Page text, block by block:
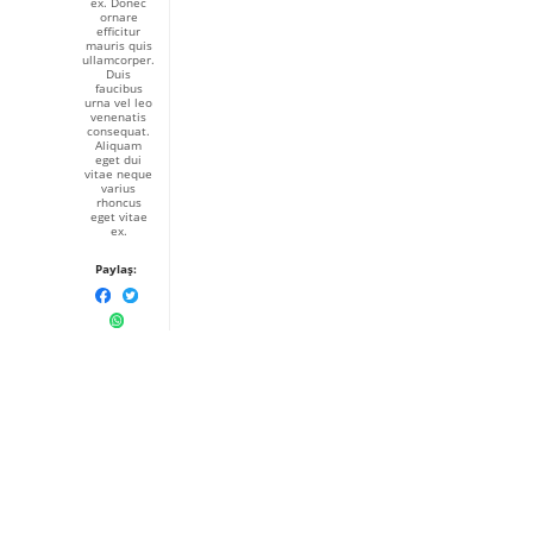
ornare
efficitur
mauris quis
ullamcorper.
Duis
faucibus
urna vel leo
venenatis
consequat.
Aliquam
eget dui
vitae neque
varius
rhoncus
eget vitae
ex.
Paylaş: